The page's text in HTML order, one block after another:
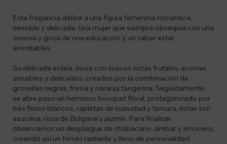
Esta fragancia define a una figura femenina romántica,
sensible y delicada. Una mujer que siempre obsequia con una
sonrisa y goza de una educación y un saber estar
envidiables.
Su delicada estela, inicia con suaves notas frutales, aromas
sensibles y delicados, creados por la combinación de
grosellas negras, fresia y naranja tangerina. Seguidamente,
se abre paso un hermoso bouquet floral, protagonizado por
tres flores blancos, repletas de suavidad y ternura, éstas son
azucena, rosa de Bulgaria y jazmín. Para finalizar,
observamos un despliegue de chabacano, ámbar y limonero,
creando así un fondo radiante y lleno de personalidad.